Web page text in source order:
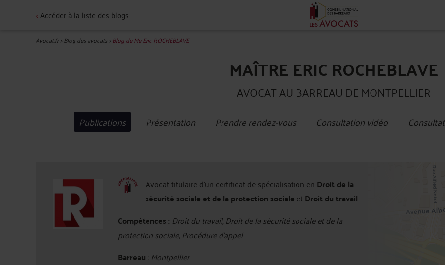
<Accéder à la liste des blogs
Avocat.fr>Blog des avocats>Blog de Me Eric ROCHEBLAVE
MAÎTRE ERIC ROCHEBLAVE
AVOCAT AU BARREAU DE MONTPELLIER
Publications Présentation Prendre rendez-vous Consultation vidéo
Avocat titulaire d'un certificat de spécialisation en Droit de la
sécurité sociale et de la protection sociale etDroit du travail
Compétences : Droit du travail, Droit de la sécurité sociale et de la
protection sociale, Procédure d'appel
Barreau : Montpellier